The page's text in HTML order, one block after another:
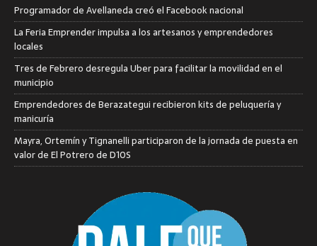
Programador de Avellaneda creó el Facebook nacional
La Feria Emprender impulsa a los artesanos y emprendedores
locales
Tres de Febrero desregula Uber para facilitar la movilidad en el
municipio
Emprendedores de Berazategui recibieron kits de peluquería y
manicuría
Mayra, Ortemín y Tignanelli participaron de la jornada de puesta en
valor de El Potrero de D10S